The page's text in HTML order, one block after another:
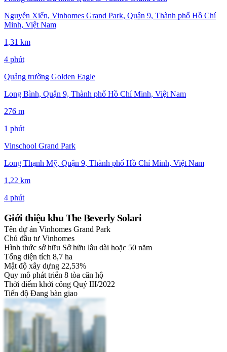
Nguyễn Xiển, Vinhomes Grand Park, Quận 9, Thành phố Hồ Chí
Minh, Việt Nam
1,31 km
4 phút
Quảng trường Golden Eagle
Long Bình, Quận 9, Thành phố Hồ Chí Minh, Việt Nam
276 m
1 phút
Vinschool Grand Park
Long Thạnh Mỹ, Quận 9, Thành phố Hồ Chí Minh, Việt Nam
1,22 km
4 phút
Giới thiệu khu The Beverly Solari
Tên dự án Vinhomes Grand Park
Chủ đầu tư Vinhomes
Hình thức sở hữu Sở hữu lâu dài hoặc 50 năm
Tổng diện tích 8,7 ha
Mật độ xây dựng 22,53%
Quy mô phát triển 8 tòa căn hộ
Thời điểm khởi công Quý III/2022
Tiến độ Đang bàn giao